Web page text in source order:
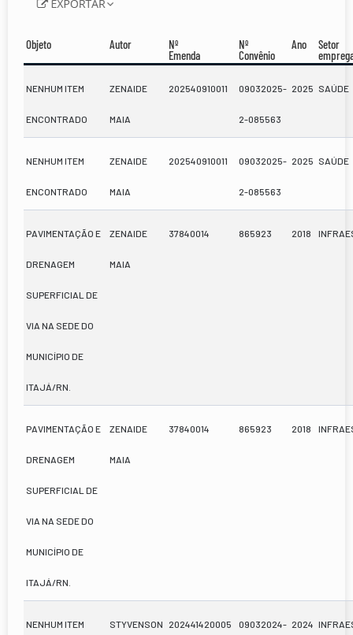
Objeto Autor Nº
Emenda
Nº
Convênio
Ano Setor
NENHUM ITEM
ENCONTRADO
ZENAIDE
MAIA
202540910011 09032025-
2-085563
2025 SAÚDE
NENHUM ITEM
ENCONTRADO
ZENAIDE
MAIA
202540910011 09032025-
2-085563
2025 SAÚDE
PAVIMENTAÇÃO E
DRENAGEM
SUPERFICIAL DE
VIA NA SEDE DO
MUNICÍPIO DE
ITAJÁ/RN.
ZENAIDE
MAIA
37840014 865923 2018
PAVIMENTAÇÃO E
DRENAGEM
SUPERFICIAL DE
VIA NA SEDE DO
MUNICÍPIO DE
ITAJÁ/RN.
ZENAIDE
MAIA
37840014 865923 2018
NENHUM ITEM STYVENSON 202441420005 09032024- 2024